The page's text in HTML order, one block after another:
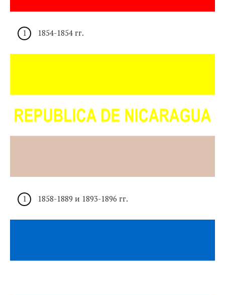
1854-1854 гг.
1858-1889 и 1893-1896 гг.